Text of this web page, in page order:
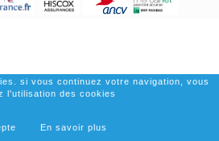
si vous continuez votre navigation, vous
l'utilisation des cookies
En savoir plus